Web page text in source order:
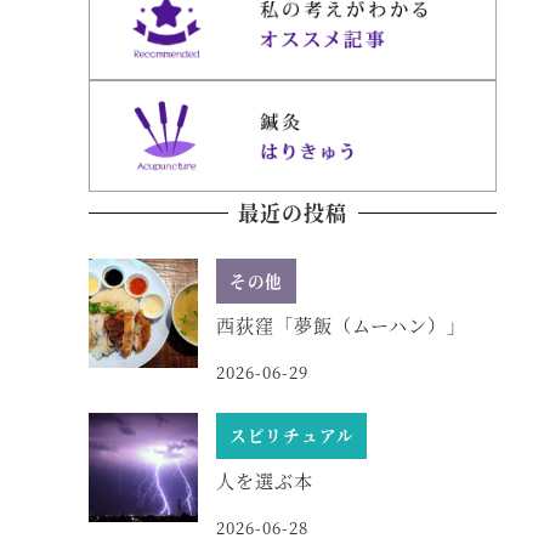
最近の投稿
その他
西荻窪「夢飯（ムーハン）」
2026-06-29
スピリチュアル
人を選ぶ本
2026-06-28